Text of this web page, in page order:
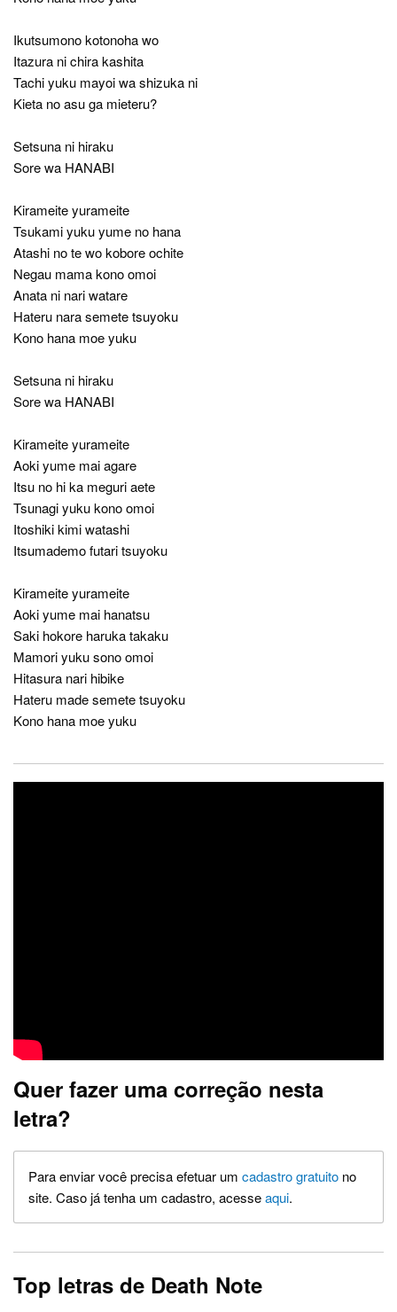
Ikutsumono kotonoha wo
Itazura ni chira kashita
Tachi yuku mayoi wa shizuka ni
Kieta no asu ga mieteru?
Setsuna ni hiraku
Sore wa HANABI
Kirameite yurameite
Tsukami yuku yume no hana
Atashi no te wo kobore ochite
Negau mama kono omoi
Anata ni nari watare
Hateru nara semete tsuyoku
Kono hana moe yuku
Setsuna ni hiraku
Sore wa HANABI
Kirameite yurameite
Aoki yume mai agare
Itsu no hi ka meguri aete
Tsunagi yuku kono omoi
Itoshiki kimi watashi
Itsumademo futari tsuyoku
Kirameite yurameite
Aoki yume mai hanatsu
Saki hokore haruka takaku
Mamori yuku sono omoi
Hitasura nari hibike
Hateru made semete tsuyoku
Kono hana moe yuku
Quer fazer uma correção nesta
letra?
Para enviar você precisa efetuar um cadastro gratuito no
site. Caso já tenha um cadastro, acesseaqui.
Top letras de Death Note